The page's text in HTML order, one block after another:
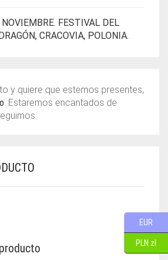
FESTIVAL DEL
CRACOVIA, POLONIA.
y quiere que estemos presentes,
. Estaremos encantados de
EUR
PLN zł